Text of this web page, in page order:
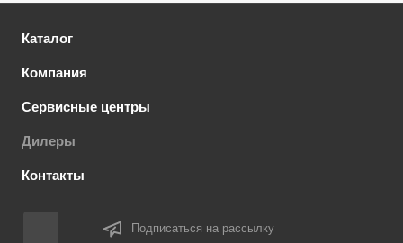
Каталог
Компания
Сервисные центры
Дилеры
Контакты
Подписаться на рассылку